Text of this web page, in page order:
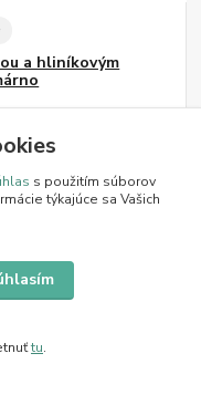
a hliníkovým
s použitím súborov
týkajúce sa Vašich
tu.